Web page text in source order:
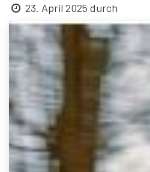
23. April 2025 durch